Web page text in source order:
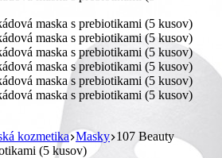
kozmetika Masky 107 Beauty
(5 kusov)